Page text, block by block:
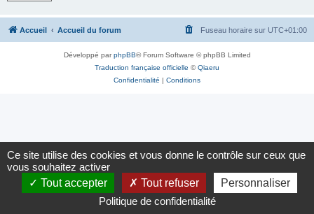
Accueil Accueil du forum Fuseau horaire sur UTC+01:00
Développé parphpBB® Forum Software © phpBB Limited
Traduction française officielle ©Qiaeru
Confidentialité | Conditions
Ce site utilise des cookies et vous donne le contrôle sur ceux que
vous souhaitez activer
Tout accepter
Tout refuser
Personnaliser
Politique de confidentialité